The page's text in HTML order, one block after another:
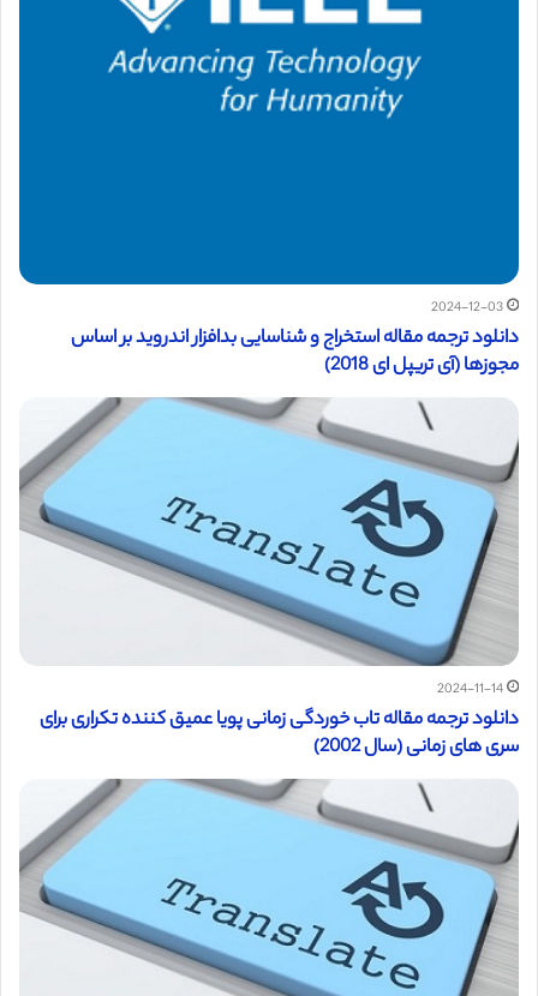
2024-12-03
دانلود ترجمه مقاله استخراج و شناسایی بدافزار اندروید بر اساس
مجوزها (آی تریپل ای 2018)
2024-11-14
دانلود ترجمه مقاله تاب خوردگی زمانی پویا عمیق کننده تکراری برای
سری های زمانی (سال 2002)